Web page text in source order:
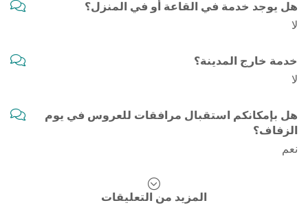
هل يوجد خدمة في القاعة أو في المنزل؟
لا
خدمة خارج المدينة؟
لا
هل بإمكانكم استقبال مرافقات للعروس في يوم
الزفاف؟
نعم
المزيد من التعليقات